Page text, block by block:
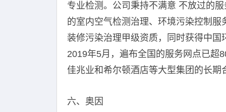
专业检测。公司秉持不满意 不放过的
的室内空气检测治理、环境污染控制
装修污染治理甲级资质，同时获得中
2019年5月，遍布全国的服务网点已超
佳兆业和希尔顿酒店等大型集团的长期
六、奥因